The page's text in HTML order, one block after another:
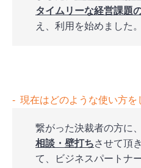
タイムリーな経営課題
え、利用を始めました。
‐ 現在はどのような使い方を
繋がった決裁者の方に、
相談・壁打ちさせて頂
て、ビジネスパートナ